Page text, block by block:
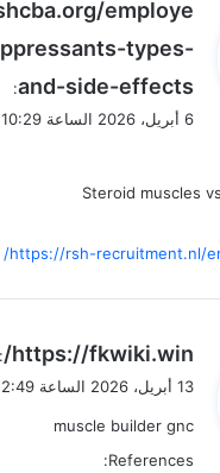
ي
ل
employe
types-
and-side-effects
:
6 أبريل، 2026 الساعة 10:29 م
Steroid muscles
https://rsh-recruitment.nl/
ي
ل
https://fkwiki.win/
:
13 أبريل، 2026 الساعة 12:49 ص
muscle builder gnc
References: